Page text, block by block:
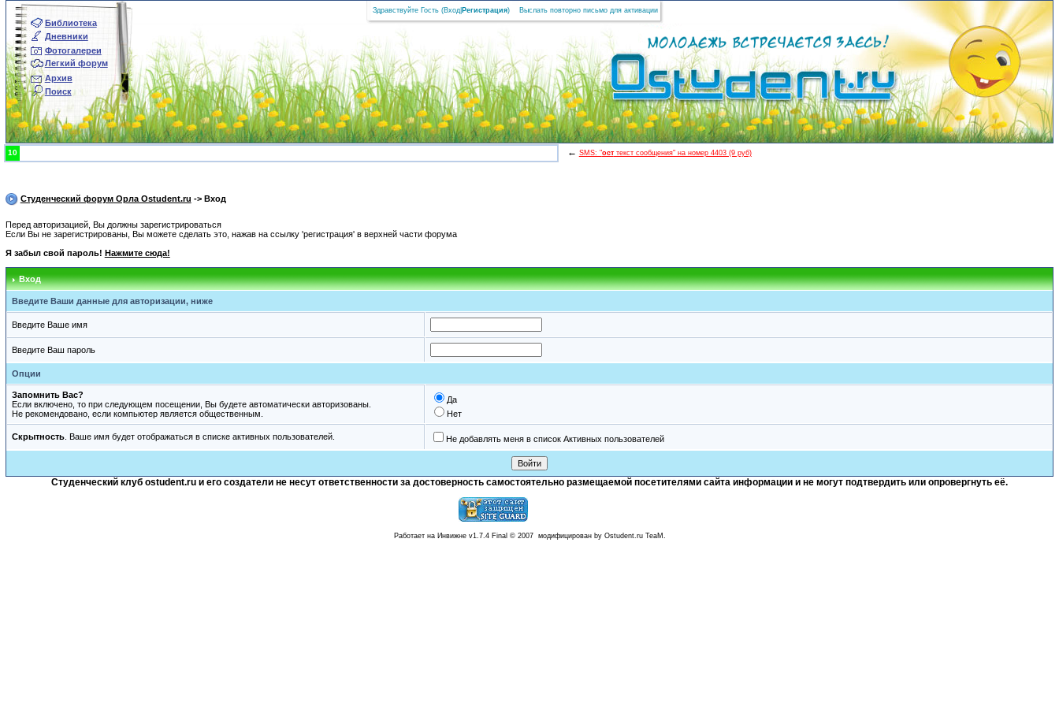
Библиотека
Дневники
Фотогалереи
Легкий форум
Архив
Поиск
Здравствуйте Гость (Вход Регистрация) Выслать повторно письмо для активации
10 ← SMS: "осттекст сообщения" на номер 4403 (9 руб)
Студенческий форум Орла Ostudent.ru -> Вход
Перед авторизацией, Вы должны зарегистрироваться
Если Вы не зарегистрированы, Вы можете сделать это, нажав на ссылку 'регистрация' в верхней части форума
Я забыл свой пароль! Нажмите сюда!
Вход
Введите Ваши данные для авторизации, ниже
Введите Ваше имя
Введите Ваш пароль
Опции
Запомнить Вас?
Если включено, то при следующем посещении, Вы будете автоматически авторизованы.
Не рекомендовано, если компьютер является общественным.
Да
Нет
Скрытность. Ваше имя будет отображаться в списке активных пользователей. Не добавлять меня в список Активных пользователей
Студенческий клуб ostudent.ru и его создатели не несут ответственности за достоверность самостоятельно размещаемой посетителями сайта информации и не могут подтвердить или опровергнуть её.
Работает на Инвижне v1.7.4 Final © 2007 модифицирован by Ostudent.ru TeaM.